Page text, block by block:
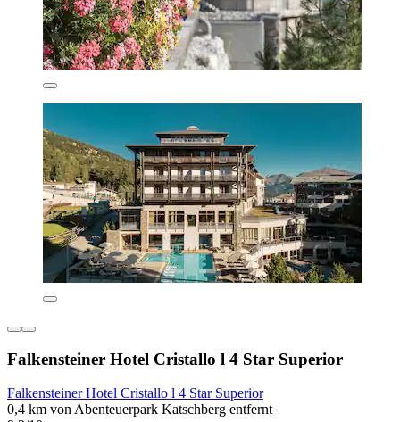
Falkensteiner Hotel Cristallo l 4 Star Superior
Falkensteiner Hotel Cristallo l 4 Star Superior
0,4 km von Abenteuerpark Katschberg entfernt